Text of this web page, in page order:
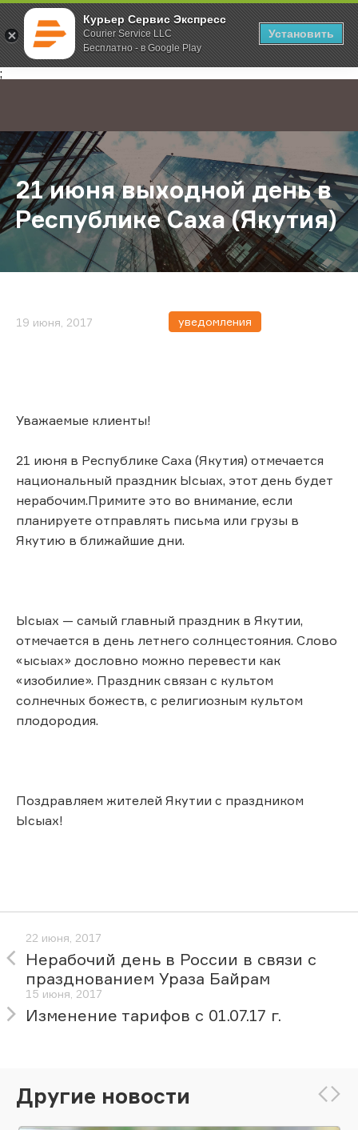
Курьер Сервис Экспресс
Courier Service LLC
Бесплатно - в Google Play
Установить
;
Главная О компании Новости 21 июня выходной день в
21 июня выходной день в
Республике Саха (Якутия)
19 июня, 2017 уведомления
Уважаемые клиенты!
21 июня в Республике Саха (Якутия) отмечается
национальный праздник Ысыах, этот день будет
нерабочим.Примите это во внимание, если
планируете отправлять письма или грузы в
Якутию в ближайшие дни.
Ысыах — самый главный праздник в Якутии,
отмечается в день летнего солнцестояния. Слово
«ысыах» дословно можно перевести как
«изобилие». Праздник связан с культом
солнечных божеств, с религиозным культом
плодородия.
Поздравляем жителей Якутии с праздником
Ысыах!
22 июня, 2017
Нерабочий день в России в связи с
празднованием Ураза Байрам
15 июня, 2017
Изменение тарифов с 01.07.17 г.
Другие новости